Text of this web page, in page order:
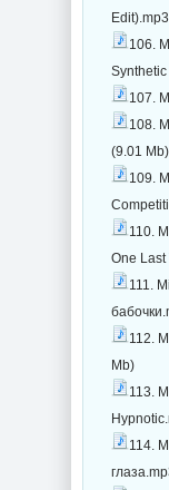
106.
107.
108.
(9.01 Mb)
109.
110.
One
111.
112.
Mb)
113.
114.